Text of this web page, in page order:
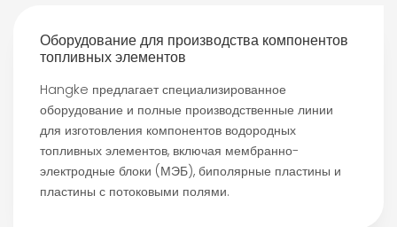
Оборудование для производства компонентов
топливных элементов
Hangke предлагает специализированное
оборудование и полные производственные линии
для изготовления компонентов водородных
топливных элементов, включая мембранно-
электродные блоки (МЭБ), биполярные пластины и
пластины с потоковыми полями.